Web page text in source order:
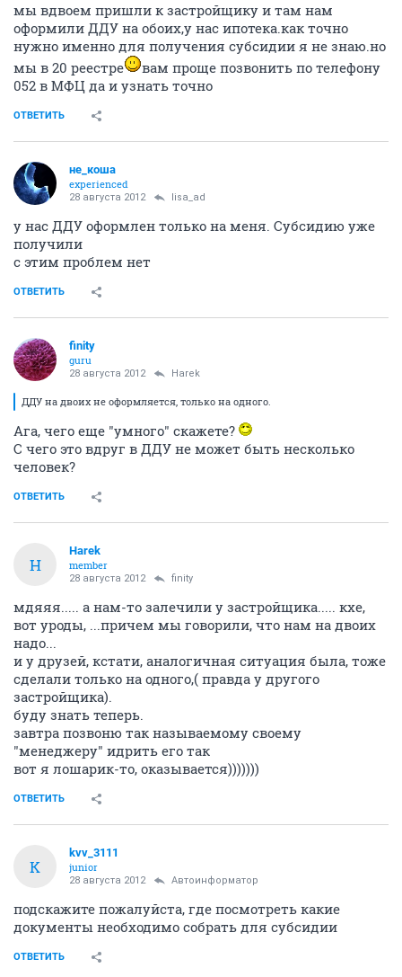
мы вдвоем пришли к застройщику и там нам
оформили ДДУ на обоих,у нас ипотека.как точно
нужно именно для получения субсидии я не знаю.но
мы в 20 реестре
вам проще позвонить по телефону
052 в МФЦ да и узнать точно
ОТВЕТИТЬ
не_коша
experienced
28 августа 2012 lisa_ad
у нас ДДУ оформлен только на меня. Субсидию уже
получили
с этим проблем нет
ОТВЕТИТЬ
finity
guru
28 августа 2012 Harek
ДДУ на двоих не оформляется, только на одного.
Ага, чего еще "умного" скажете?
С чего это вдруг в ДДУ не может быть несколько
человек?
ОТВЕТИТЬ
H
Harek
member
28 августа 2012 finity
мдяяя..... а нам-то залечили у застройщика..... кхе,
вот уроды, ...причем мы говорили, что нам на двоих
надо...
и у друзей, кстати, аналогичная ситуация была, тоже
сделали только на одного,( правда у другого
застройщика).
буду знать теперь.
завтра позвоню так называемому своему
"менеджеру" идрить его так
вот я лошарик-то, оказывается)))))))
ОТВЕТИТЬ
K
kvv_3111
junior
28 августа 2012 Автоинформатор
подскажите пожалуйста, где посмотреть какие
документы необходимо собрать для субсидии
ОТВЕТИТЬ